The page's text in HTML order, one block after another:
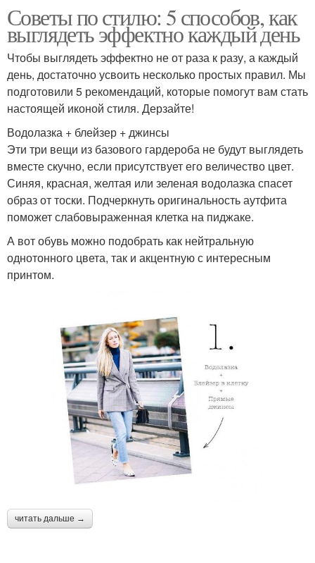
Советы по стилю: 5 способов, как
выглядеть эффектно каждый день
Чтобы выглядеть эффектно не от раза к разу, а каждый
день, достаточно усвоить несколько простых правил. Мы
подготовили 5 рекомендаций, которые помогут вам стать
настоящей иконой стиля. Дерзайте!
Водолазка + блейзер + джинсы
Эти три вещи из базового гардероба не будут выглядеть
вместе скучно, если присутствует его величество цвет.
Синяя, красная, желтая или зеленая водолазка спасет
образ от тоски. Подчеркнуть оригинальность аутфита
поможет слабовыраженная клетка на пиджаке.
А вот обувь можно подобрать как нейтральную
однотонного цвета, так и акцентную с интересным
принтом.
читать дальше →